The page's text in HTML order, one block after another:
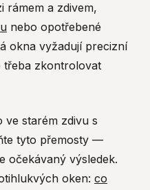
rámem a zdivem,
nebo opotřebené
okna vyžadují precizní
zkontrolovat
ve starém zdivu s
tyto přemosty —
očekávaný výsledek.
oken: co